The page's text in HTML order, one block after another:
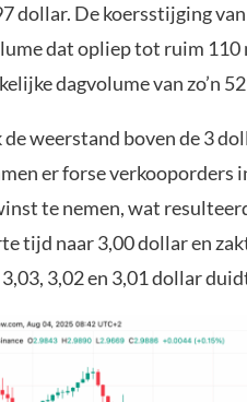
dollar. De koersstijging
dat opliep tot ruim 110
dagvolume van zo’n
de weerstand boven de 3
er forse verkooporders
te nemen, wat
tijd naar 3,00 dollar en
3,02 en 3,01 dollar